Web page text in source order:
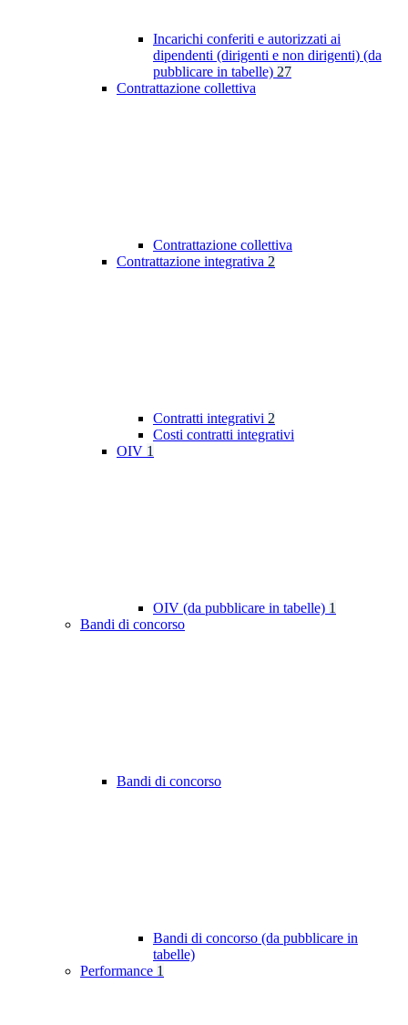
Incarichi conferiti e autorizzati ai
dipendenti (dirigenti e non dirigenti) (da
pubblicare in tabelle) 27
Contrattazione collettiva
Contrattazione collettiva
Contrattazione integrativa 2
Contratti integrativi 2
Costi contratti integrativi
OIV 1
OIV (da pubblicare in tabelle) 1
Bandi di concorso
Bandi di concorso
Bandi di concorso (da pubblicare in
tabelle)
Performance 1